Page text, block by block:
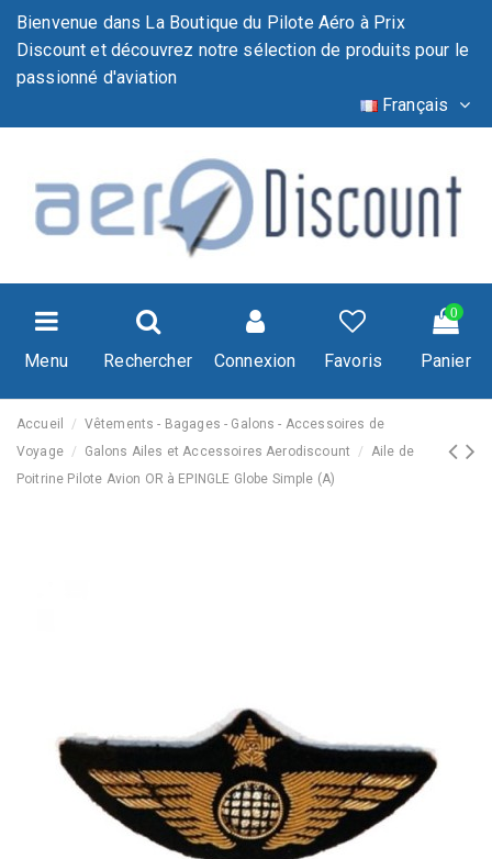
Bienvenue dans La Boutique du Pilote Aéro à Prix
Discount et découvrez notre sélection de produits pour le
passionné d'aviation
Français
Menu Rechercher Connexion Favoris
0
Panier
Accueil
Vêtements - Bagages - Galons - Accessoires de
Voyage
Galons Ailes et Accessoires Aerodiscount
Aile de
Poitrine Pilote Avion OR à EPINGLE Globe Simple (A)